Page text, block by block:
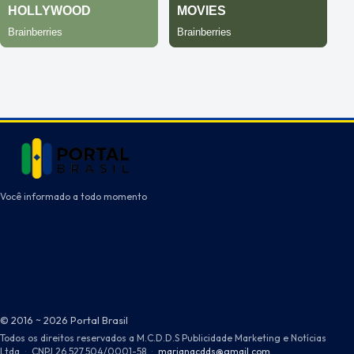
Você informado a todo momento
© 2016 ~ 2026 Portal Brasil
Todos os direitos reservados a M.C.D.D.S Publicidade Marketing e Notícias
Ltda · CNPJ 26.527.504/0001-58 · marianacdds@gmail.com